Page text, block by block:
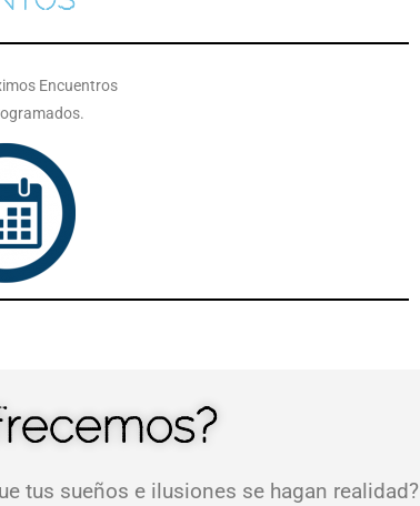
Encuentros
tus sueños e ilusiones se hagan realidad?